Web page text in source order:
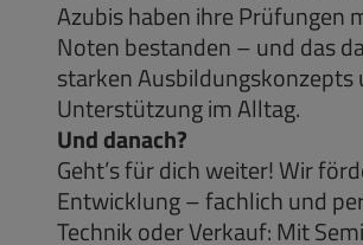
Azubis haben ihre Prüfungen
Noten bestanden – und das
starken Ausbildungskonzepts
Unterstützung im Alltag.
Und danach?
Geht’s für dich weiter! Wir
Entwicklung – fachlich und
Technik oder Verkauf: Mit